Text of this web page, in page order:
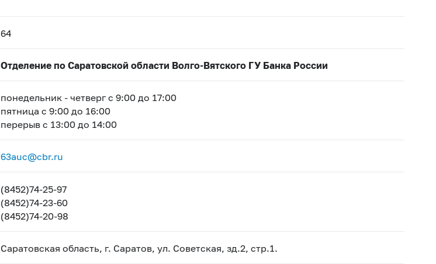
64
Отделение по Саратовской области Волго-Вятского ГУ Банка России
понедельник - четверг с 9:00 до 17:00
пятница с 9:00 до 16:00
перерыв с 13:00 до 14:00
63auc@cbr.ru
(8452)74-25-97
(8452)74-23-60
(8452)74-20-98
Саратовская область, г. Саратов, ул. Советская, зд.2, стр.1.